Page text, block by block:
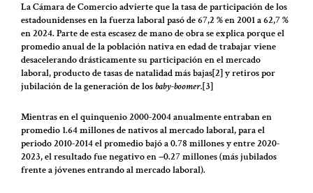
La Cámara de Comercio advierte que la tasa de participación de los
estadounidenses en la fuerza laboral pasó de 67,2 % en 2001 a 62,7 %
en 2024. Parte de esta escasez de mano de obra se explica porque el
promedio anual de la población nativa en edad de trabajar viene
desacelerando drásticamente su participación en el mercado
laboral, producto de tasas de natalidad más bajas[2] y retiros por
jubilación de la generación de losbaby-boomer.[3]
Mientras en el quinquenio 2000-2004 anualmente entraban en
promedio 1.64 millones de nativos al mercado laboral, para el
periodo 2010-2014 el promedio bajó a 0.78 millones y entre 2020-
2023, el resultado fue negativo en −0.27 millones (más jubilados
frente a jóvenes entrando al mercado laboral).